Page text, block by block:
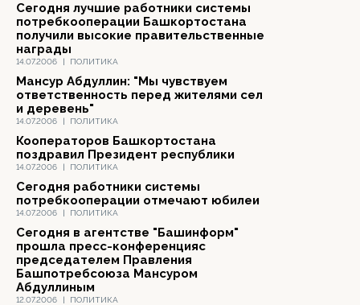
14.07.2006 | ПОЛИТИКА
Сегодня лучшие работники системы
потребкооперации Башкортостана
получили высокие правительственные
награды
14.07.2006 | ПОЛИТИКА
Мансур Абдуллин: "Мы чувствуем
ответственность перед жителями сел
и деревень"
14.07.2006 | ПОЛИТИКА
Кооператоров Башкортостана
поздравил Президент республики
14.07.2006 | ПОЛИТИКА
Cегодня работники системы
потребкооперации отмечают юбилеи
12.07.2006 | ПОЛИТИКА
Сегодня в агентстве "Башинформ"
прошла пресс-конференцияс
председателем Правления
Башпотребсоюза Мансуром
Абдуллиным